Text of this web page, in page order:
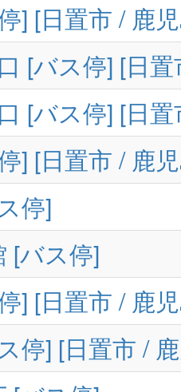
] [日置市 / 鹿
[バス停] [日
[バス停] [日
] [日置市 / 鹿
停]
[バス停]
] [日置市 / 鹿
停] [日置市 /